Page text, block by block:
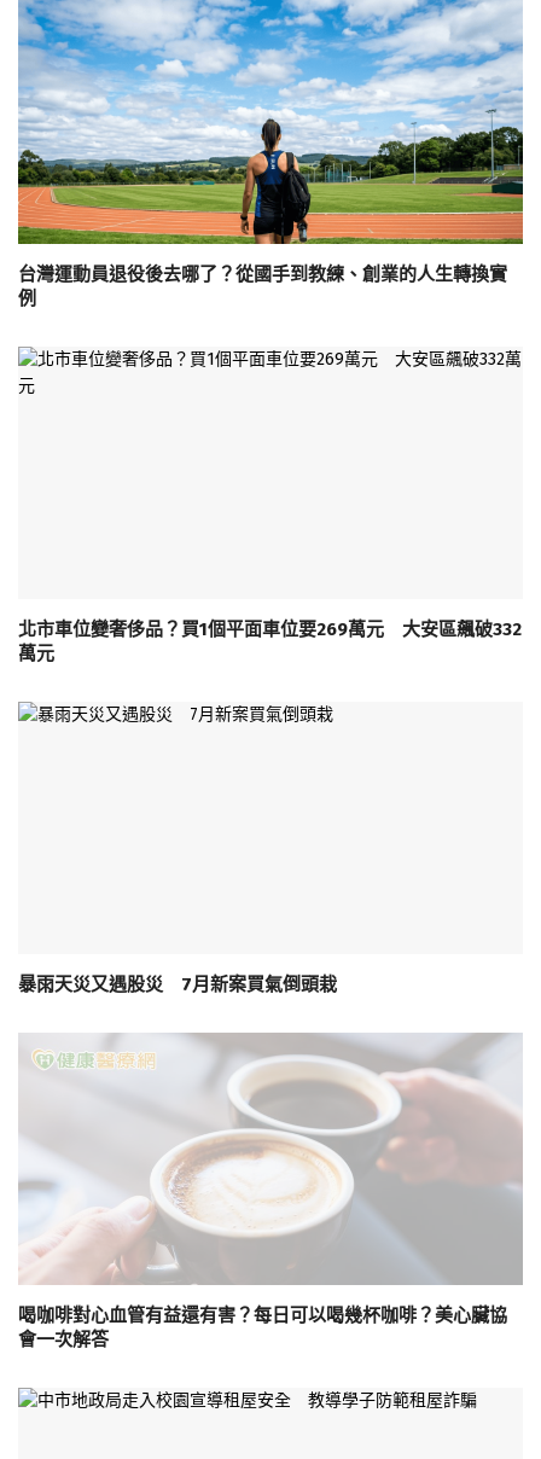
台灣運動員退役後去哪了？從國手到教練、創業的人生轉換實
例
北市車位變奢侈品？買1個平面車位要269萬元 大安區飆破332
萬元
暴雨天災又遇股災 7月新案買氣倒頭栽
喝咖啡對心血管有益還有害？每日可以喝幾杯咖啡？美心臟協
會一次解答